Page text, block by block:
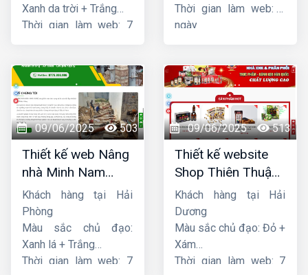
Xanh da trời + Trắng
Thời gian làm web: 7
Thời gian làm web: 7
ngày
09/06/2025 503
Thiết kế web Nâng
nhà Minh Nam
Hoàng
Khách hàng tại Hải
Phòng
Màu sắc chủ đạo:
Xanh lá + Trắng
Thời gian làm web: 7
09/06/2025 513
Thiết kế website
Shop Thiên Thuận
Phát
Khách hàng tại Hải
Dương
Màu sắc chủ đạo: Đỏ +
Xám
Thời gian làm web: 7